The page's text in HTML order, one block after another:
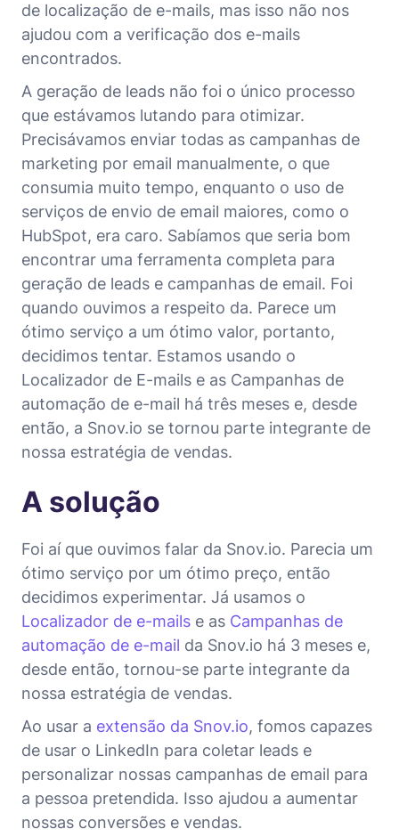
de localização de e-mails, mas isso não nos
ajudou com a verificação dos e-mails
encontrados.
A geração de leads não foi o único processo
que estávamos lutando para otimizar.
Precisávamos enviar todas as campanhas de
marketing por email manualmente, o que
consumia muito tempo, enquanto o uso de
serviços de envio de email maiores, como o
HubSpot, era caro. Sabíamos que seria bom
encontrar uma ferramenta completa para
geração de leads e campanhas de email. Foi
quando ouvimos a respeito da. Parece um
ótimo serviço a um ótimo valor, portanto,
decidimos tentar. Estamos usando o
Localizador de E-mails e as Campanhas de
automação de e-mail há três meses e, desde
então, a Snov.io se tornou parte integrante de
nossa estratégia de vendas.
A solução
Foi aí que ouvimos falar da Snov.io. Parecia um
ótimo serviço por um ótimo preço, então
decidimos experimentar. Já usamos o
Localizador de e-mails e as Campanhas de
automação de e-mail da Snov.io há 3 meses e,
desde então, tornou-se parte integrante da
nossa estratégia de vendas.
Ao usar a extensão da Snov.io, fomos capazes
de usar o LinkedIn para coletar leads e
personalizar nossas campanhas de email para
a pessoa pretendida. Isso ajudou a aumentar
nossas conversões e vendas.